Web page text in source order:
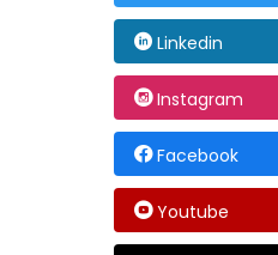
Linkedin
Instagram
Facebook
Youtube